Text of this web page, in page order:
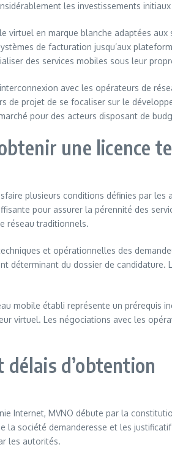
les investissements
virtuel en marque blanche adaptées
de facturation jusqu’aux
des services mobiles sous leur
avec les opérateurs de
de projet de se focaliser sur le
pour des acteurs disposant de
une licence
plusieurs conditions définies par
pour assurer la pérennité des
réseau traditionnels.
et opérationnelles des
déterminant du dossier de
mobile établi représente un
virtuel. Les négociations avec les
d’obtention
Internet, MVNO débute par la
société demanderesse et les
les autorités.